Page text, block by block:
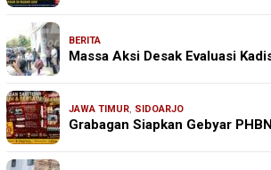
BERITA
Massa Aksi Desak Evaluasi
JAWA TIMUR, SIDOARJO
Grabagan Siapkan Gebyar